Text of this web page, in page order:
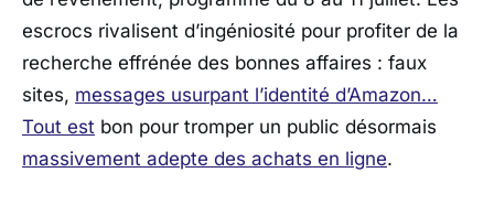
escrocs rivalisent d’ingéniosité pour profiter de la
recherche effrénée des bonnes affaires : faux
sites, messages usurpant l’identité d’Amazon…
Tout est bon pour tromper un public désormais
massivement adepte des achats en ligne.